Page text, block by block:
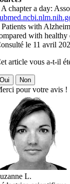
A chapter a day:
with
with healthy
le 11 avril
article vous a-t-il
Non
pour votre avis !
L.